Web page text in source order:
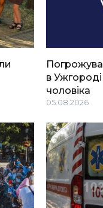
в
чоловіка
05.08.2026